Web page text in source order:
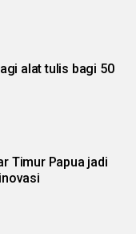
alat tulis bagi 50
Timur Papua jadi